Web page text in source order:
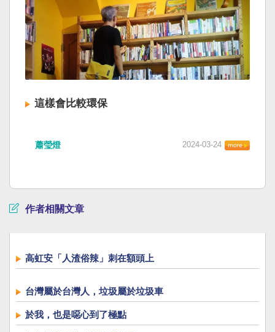
這樣會比較環保
蕭瑩燈 2024-03-24
作者相關文章
高虹安「人渣俗辣」刺在額頭上
台灣屬於台灣人，垃圾屬於垃圾車
於我，也是噁心到了極點